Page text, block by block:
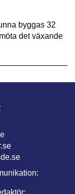
byggas 32
det växande